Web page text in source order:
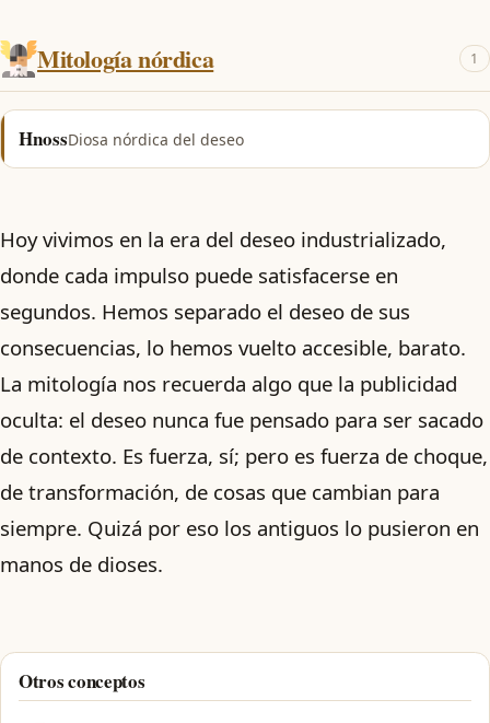
Mitología nórdica 1
HnossDiosa nórdica del deseo
Hoy vivimos en la era del deseo industrializado,
donde cada impulso puede satisfacerse en
segundos. Hemos separado el deseo de sus
consecuencias, lo hemos vuelto accesible, barato.
La mitología nos recuerda algo que la publicidad
oculta: el deseo nunca fue pensado para ser sacado
de contexto. Es fuerza, sí; pero es fuerza de choque,
de transformación, de cosas que cambian para
siempre. Quizá por eso los antiguos lo pusieron en
manos de dioses.
Otros conceptos